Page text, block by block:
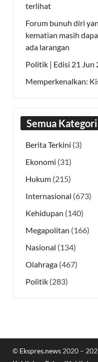
terlihat
Forum bunuh diri
kematian masih
ada larangan
Politik | Edisi 21 Jun
Memperkenalkan:
Semua Kategori
Berita Terkini (3)
Ekonomi (31)
Hukum (215)
Internasional (673)
Kehidupan (140)
Megapolitan (166)
Nasional (134)
Olahraga (467)
Politik (283)
© Ekspres.news 2020 –